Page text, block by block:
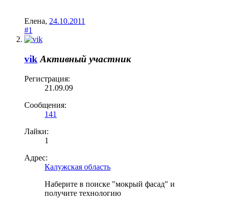
Елена, 24.10.2011
#1
vik Активный участник
Регистрация:
21.09.09
Сообщения:
141
Лайки:
1
Адрес:
Калужская область
Наберите в поиске "мокрый фасад" и
получите технологию